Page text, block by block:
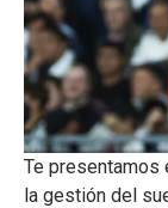
Te presentamos
la gestión del